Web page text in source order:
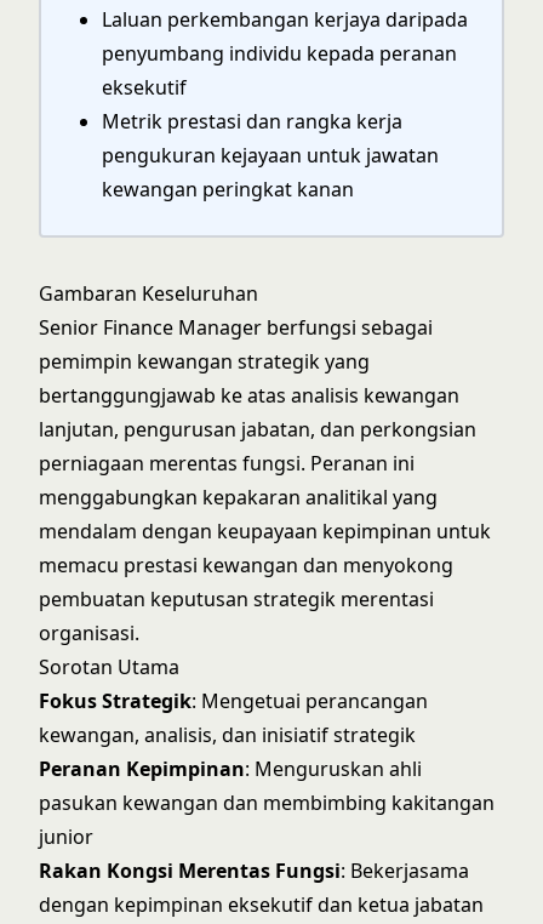
Laluan perkembangan kerjaya daripada
penyumbang individu kepada peranan
eksekutif
Metrik prestasi dan rangka kerja
pengukuran kejayaan untuk jawatan
kewangan peringkat kanan
Gambaran Keseluruhan
Senior Finance Manager berfungsi sebagai
pemimpin kewangan strategik yang
bertanggungjawab ke atas analisis kewangan
lanjutan, pengurusan jabatan, dan perkongsian
perniagaan merentas fungsi. Peranan ini
menggabungkan kepakaran analitikal yang
mendalam dengan keupayaan kepimpinan untuk
memacu prestasi kewangan dan menyokong
pembuatan keputusan strategik merentasi
organisasi.
Sorotan Utama
Fokus Strategik: Mengetuai perancangan
kewangan, analisis, dan inisiatif strategik
Peranan Kepimpinan: Menguruskan ahli
pasukan kewangan dan membimbing kakitangan
junior
Rakan Kongsi Merentas Fungsi: Bekerjasama
dengan kepimpinan eksekutif dan ketua jabatan